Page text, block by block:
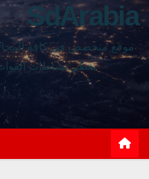
SdArabia
موقع متخصص في كافة
يغطي نشاطات القوات